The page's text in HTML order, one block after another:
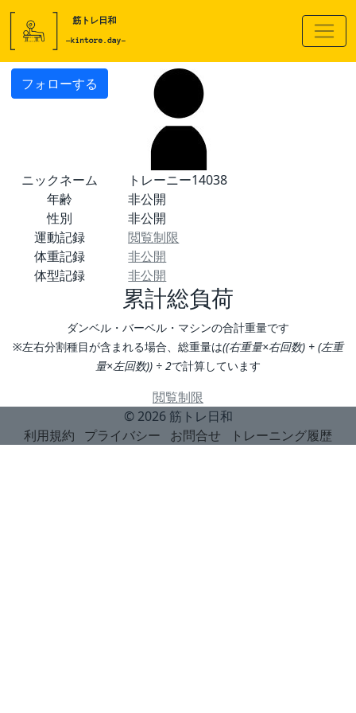
フォローする
ニックネーム
トレーニー14038
年齢
非公開
性別
非公開
運動記録
閲覧制限
体重記録
非公開
体型記録
非公開
累計総負荷
ダンベル・バーベル・マシンの合計重量です
※左右分割種目が含まれる場合、総重量は((右重量×右回数) + (左重
量×左回数)) ÷ 2で計算しています
閲覧制限
© 2026 筋トレ日和
利用規約
プライバシー お問合せ トレーニング履歴